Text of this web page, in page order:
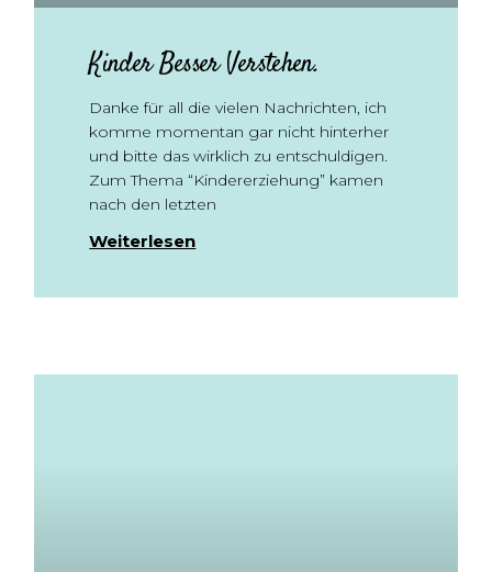
Kinder Besser Verstehen.
Danke für all die vielen Nachrichten, ich
komme momentan gar nicht hinterher
und bitte das wirklich zu entschuldigen.
Zum Thema “Kindererziehung” kamen
nach den letzten
Weiterlesen